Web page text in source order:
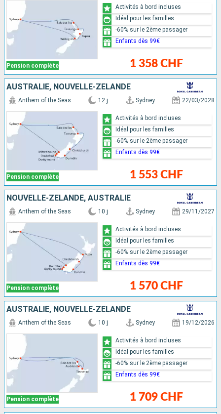
Pension complète 1 358 CHF
Activités à bord incluses
Idéal pour les familles
-60% sur le 2ème passager
Enfants dès 99€
AUSTRALIE, NOUVELLE-ZÉLANDE
Pension complète
Anthem of the Seas 12 j Sydney 22/03/2028
1 553 CHF
Activités à bord incluses
Idéal pour les familles
-60% sur le 2ème passager
Enfants dès 99€
NOUVELLE-ZÉLANDE, AUSTRALIE
Pension complète
Anthem of the Seas 10 j Sydney 29/11/2027
1 570 CHF
Activités à bord incluses
Idéal pour les familles
-60% sur le 2ème passager
Enfants dès 99€
AUSTRALIE, NOUVELLE-ZÉLANDE
Pension complète
Anthem of the Seas 10 j Sydney 19/12/2026
1 709 CHF
Activités à bord incluses
Idéal pour les familles
-60% sur le 2ème passager
Enfants dès 99€